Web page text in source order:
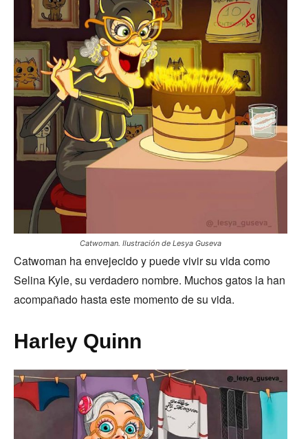
Catwoman. Ilustración de Lesya Guseva
Catwoman ha envejecido y puede vivir su vida como
Selina Kyle, su verdadero nombre. Muchos gatos la han
acompañado hasta este momento de su vida.
Harley Quinn